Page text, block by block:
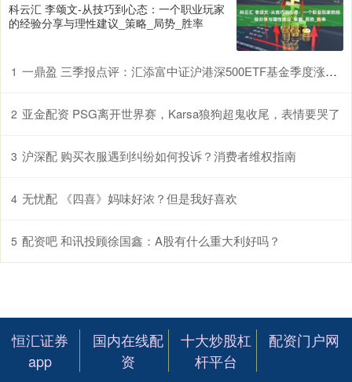
科云汇 李颂文-从技巧到心态：一个职业玩家
的经验分享与理性建议_策略_局势_胜率
1 一鼎盈 三季报点评：汇添富中证沪港深500ETF基金季度涨幅17.99%
2 亚金配资 PSG离开世界赛，Karsa狼狗超鬼收尾，表情要哭了
3 沪深配 购买衣服遇到纠纷如何投诉？消费者维权指南
4 无忧配 《四喜》妈味好浓？但是我好喜欢
5 配资吧 和讯投顾徐国鑫：A股有什么重大利好吗？
恒汇证券
app
国内在线配
资
十大炒股杠
杆平台
配资门户网